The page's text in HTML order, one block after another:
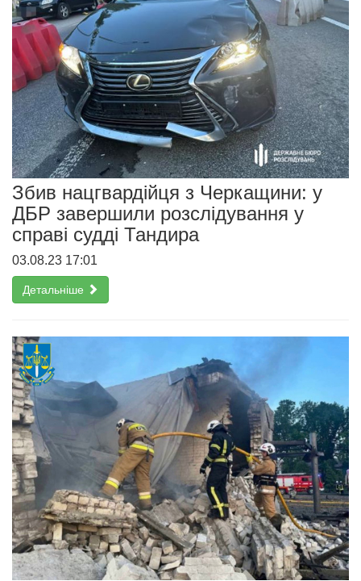
Збив нацгвардійця з Черкащини: у
ДБР завершили розслідування у
справі судді Тандира
03.08.23 17:01
Детальніше